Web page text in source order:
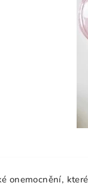
onemocnění,